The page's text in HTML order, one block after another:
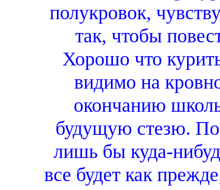
полукровок,
так, чтобы
Хорошо что
видимо на
окончанию
будущую стезю.
лишь бы куда-
все будет как